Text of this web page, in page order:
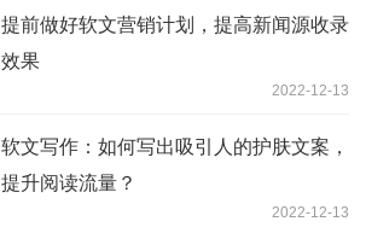
提前做好软文营销计划，提高新闻源收录
效果
2022-12-13
软文写作：如何写出吸引人的护肤文案，
提升阅读流量？
2022-12-13